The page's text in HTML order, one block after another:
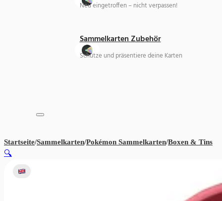
Neu eingetroffen – nicht verpassen!
Sammelkarten Zubehör
Schütze und präsentiere deine Karten
Startseite/Sammelkarten/Pokémon Sammelkarten/Boxen & Tins
🔍